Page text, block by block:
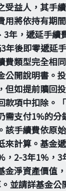
受益人，其手
用將依持有期
年，遞延手續
年後即零遞延
費類型完全相
公開說明書。
但如提前贖回
款項中扣除。
需支付1%的分
該手續費依原
來計算。基金
，2-3年1%，3
金淨資產價值
並請詳基金公